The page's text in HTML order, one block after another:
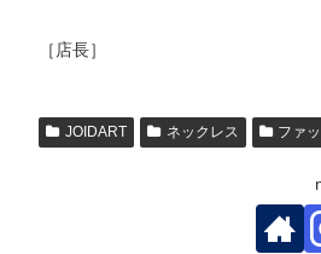
［店長］
JOIDART ネックレス ファ